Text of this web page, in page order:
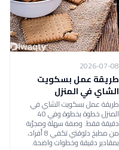
2026-07-08
طريقة عمل بسكويت
الشاي في المنزل
طريقة عمل بسكويت الشاي في
المنزل خطوة بخطوة وفي 40
دقيقة فقط. وصفة سهلة ومجرّبة
من مطبخ دلوقتي تكفي 8 أفراد،
بمقادير دقيقة وخطوات واضحة.